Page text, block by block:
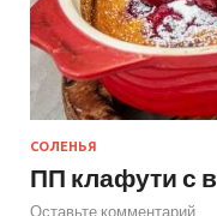
СОЛЕНЬЯ
ПП клафути с
Оставьте комментарий